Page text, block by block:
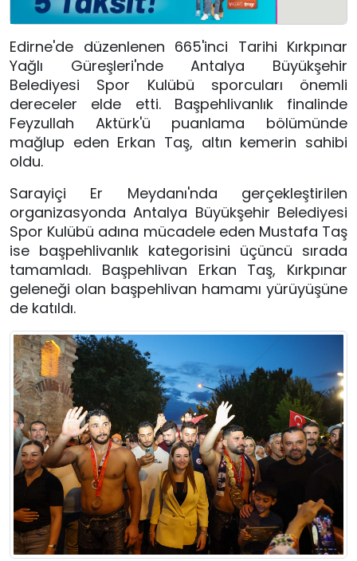
Edirne'de düzenlenen 665'inci Tarihi Kırkpınar
Yağlı Güreşleri'nde Antalya Büyükşehir
Belediyesi Spor Kulübü sporcuları önemli
dereceler elde etti. Başpehlivanlık finalinde
Feyzullah Aktürk'ü puanlama bölümünde
mağlup eden Erkan Taş, altın kemerin sahibi
oldu.
Sarayiçi Er Meydanı'nda gerçekleştirilen
organizasyonda Antalya Büyükşehir Belediyesi
Spor Kulübü adına mücadele eden Mustafa Taş
ise başpehlivanlık kategorisini üçüncü sırada
tamamladı. Başpehlivan Erkan Taş, Kırkpınar
geleneği olan başpehlivan hamamı yürüyüşüne
de katıldı.